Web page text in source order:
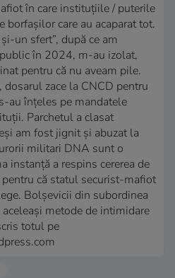
în care instituțiile / puterile
borfașilor care au acaparat tot.
un sfert”, după ce am
în 2024, m-au izolat,
pentru că nu aveam pile.
dosarul zace la CNCD pentru
au înțeles pe mandatele
Parchetul a clasat
am fost jignit și abuzat la
militari DNA sunt o
instanță a respins cererea de
pentru că statul securist-mafiot
Bolșevicii din subordinea
metode de intimidare
totul pe